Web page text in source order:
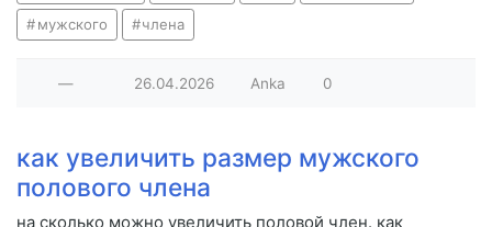
мужского члена
— 26.04.2026 Anka 0
как увеличить размер мужского
полового члена
на сколько можно увеличить половой член. как